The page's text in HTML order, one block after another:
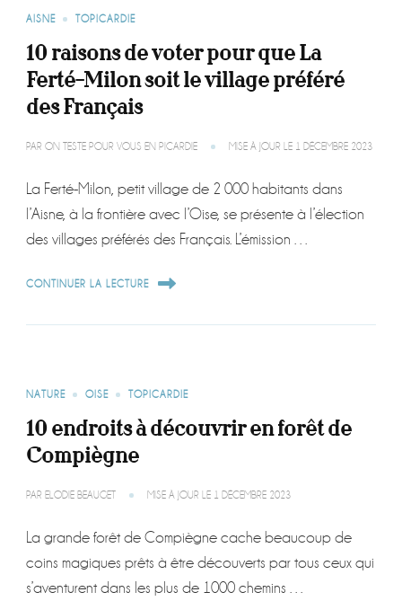
AISNE TOPICARDIE
10 raisons de voter pour que La
Ferté-Milon soit le village préféré
des Français
PAR ON TESTE POUR VOUS EN PICARDIE MISE À JOUR LE 1 DÉCEMBRE 2023
La Ferté-Milon, petit village de 2 000 habitants dans
l’Aisne, à la frontière avec l’Oise, se présente à l’élection
des villages préférés des Français. L’émission …
CONTINUER LA LECTURE
NATURE OISE TOPICARDIE
10 endroits à découvrir en forêt de
Compiègne
PAR ELODIE BEAUGET MISE À JOUR LE 1 DÉCEMBRE 2023
La grande forêt de Compiègne cache beaucoup de
coins magiques prêts à être découverts par tous ceux qui
s’aventurent dans les plus de 1000 chemins …